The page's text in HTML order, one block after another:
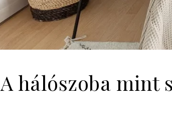
A hálószoba mint